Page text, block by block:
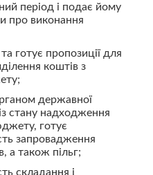
період і подає йому
про виконання
готує пропозиції для
коштів з
державної
стану надходження
готує
запровадження
а також пільг;
складання і